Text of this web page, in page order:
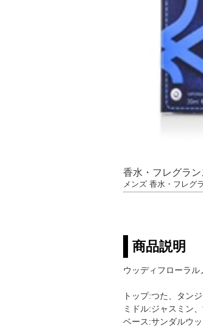
香水・フレグラン
メンズ 香水・フレグ
商品説明
ウッディフローラル
トップ:つた、タン
ミドル:ジャスミン、
ベース:サンダルウ